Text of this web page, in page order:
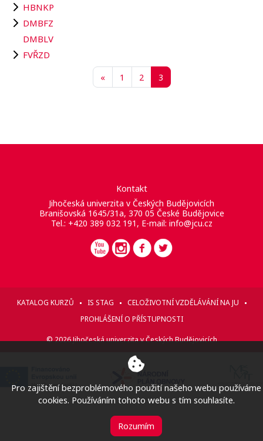
HBNKP
DMBFZ
DMBLV
FVŘZD
«Předchozí stránka
1 Stránka 1
2Stránka 2
3Stránka 3
Kontakt
Jihočeská univerzita v Českých Budějovicích
Branišovská 1645/31a, 370 05 České Budějovice
Tel.: +420 389 032 191, E-mail: info@jcu.cz
KATALOG KURZŮ IS STAG
CELOŽIVOTNÍ VZDĚLÁVÁNÍ NA JU
PROHLÁŠENÍ O PŘÍSTUPNOSTI
© 2026 Jihočeská univerzita v Českých Budějovicích
Pro zajištění bezproblémového použití našeho webu používáme
cookies. Používáním tohoto webu s tím souhlasíte.
Rozumím